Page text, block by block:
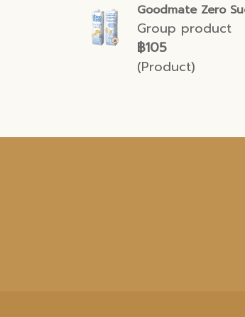
Goodmate Zero
Group product
฿105
(Product)